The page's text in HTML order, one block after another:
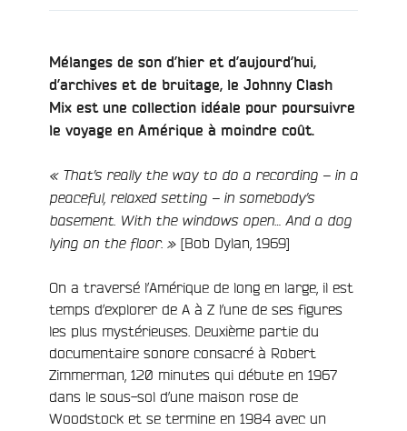
Mélanges de son d’hier et d’aujourd’hui,
d’archives et de bruitage, le Johnny Clash
Mix est une collection idéale pour poursuivre
le voyage en Amérique à moindre coût.
« That’s really the way to do a recording – in a
peaceful, relaxed setting – in somebody’s
basement. With the windows open… And a dog
lying on the floor. » [Bob Dylan, 1969]
On a traversé l’Amérique de long en large, il est
temps d’explorer de A à Z l’une de ses figures
les plus mystérieuses. Deuxième partie du
documentaire sonore consacré à Robert
Zimmerman, 120 minutes qui débute en 1967
dans le sous-sol d’une maison rose de
Woodstock et se termine en 1984 avec un